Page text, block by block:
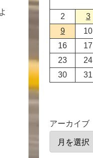
2
3
9
10
16
17
23
24
30
31
アーカイブ